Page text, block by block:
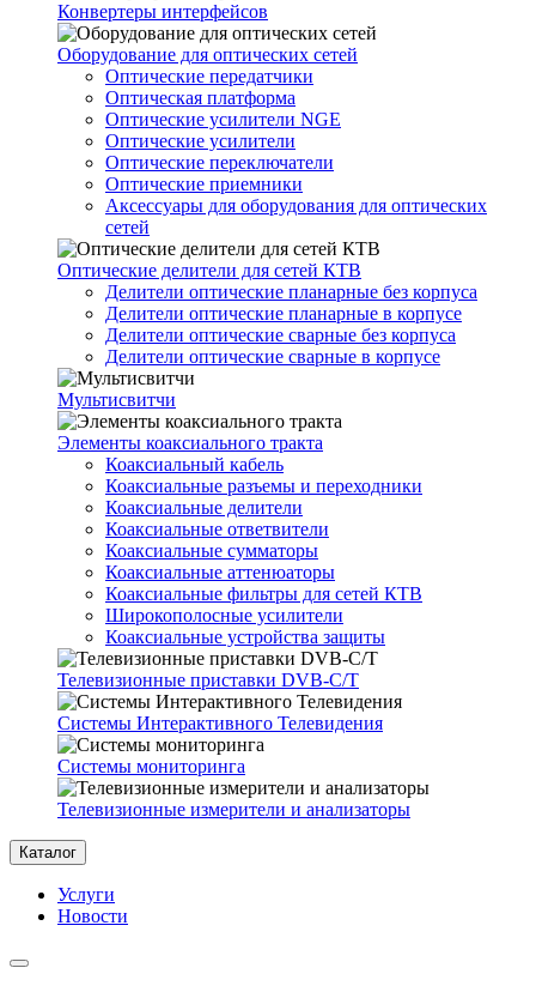
Конвертеры интерфейсов
Оборудование для оптических сетей
Оптические передатчики
Оптическая платформа
Оптические усилители NGE
Оптические усилители
Оптические переключатели
Оптические приемники
Аксессуары для оборудования для оптических
сетей
Оптические делители для сетей КТВ
Делители оптические планарные без корпуса
Делители оптические планарные в корпусе
Делители оптические сварные без корпуса
Делители оптические сварные в корпусе
Мультисвитчи
Элементы коаксиального тракта
Коаксиальный кабель
Коаксиальные разъемы и переходники
Коаксиальные делители
Коаксиальные ответвители
Коаксиальные сумматоры
Коаксиальные аттенюаторы
Коаксиальные фильтры для сетей КТВ
Широкополосные усилители
Коаксиальные устройства защиты
Телевизионные приставки DVB-C/T
Системы Интерактивного Телевидения
Системы мониторинга
Телевизионные измерители и анализаторы
Каталог
Услуги
Новости